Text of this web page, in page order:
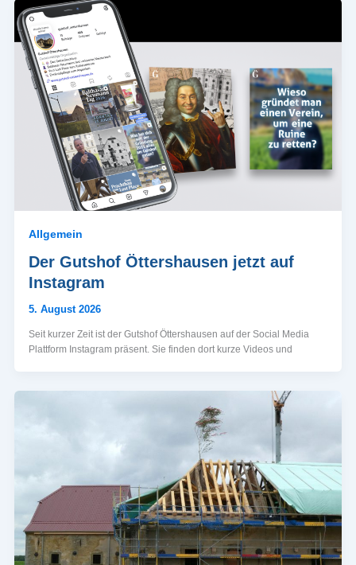
Allgemein
Der Gutshof Öttershausen jetzt auf
Instagram
5. August 2026
Seit kurzer Zeit ist der Gutshof Öttershausen auf der Social Media
Plattform Instagram präsent. Sie finden dort kurze Videos und